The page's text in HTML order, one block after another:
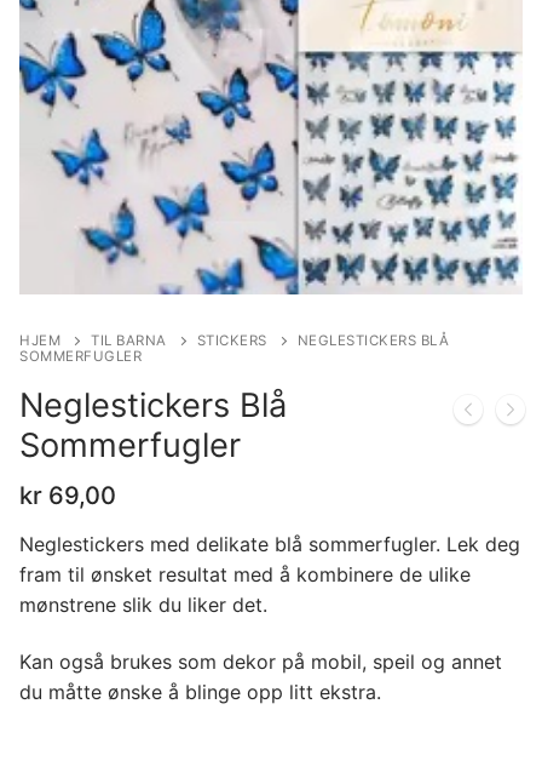
HJEM TIL BARNA STICKERS
NEGLESTICKERS BLÅ
SOMMERFUGLER
Neglestickers Blå
Sommerfugler
kr 69,00
Neglestickers med delikate blå sommerfugler. Lek deg
fram til ønsket resultat med å kombinere de ulike
mønstrene slik du liker det.
Kan også brukes som dekor på mobil, speil og annet
du måtte ønske å blinge opp litt ekstra.